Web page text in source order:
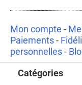
Mon compte -
Paiements -
personnelles -
Catégories